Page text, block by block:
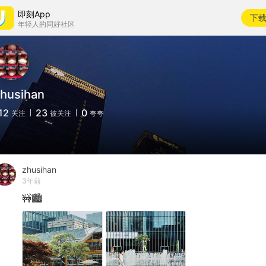
即刻App
年轻人的同好社区
下载
关注 23 被关注 0 夸夸
zhusihan
3年前
🚧🏙️